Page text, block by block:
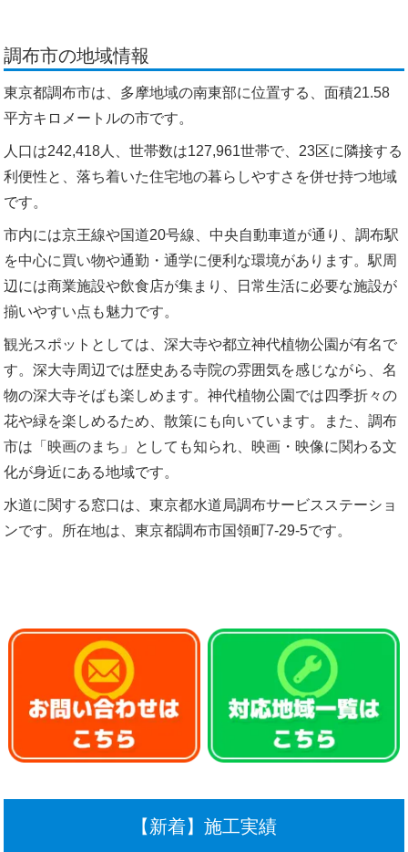
調布市の地域情報
東京都調布市は、多摩地域の南東部に位置する、面積21.58
平方キロメートルの市です。
人口は242,418人、世帯数は127,961世帯で、23区に隣接する
利便性と、落ち着いた住宅地の暮らしやすさを併せ持つ地域
です。
市内には京王線や国道20号線、中央自動車道が通り、調布駅
を中心に買い物や通勤・通学に便利な環境があります。駅周
辺には商業施設や飲食店が集まり、日常生活に必要な施設が
揃いやすい点も魅力です。
観光スポットとしては、深大寺や都立神代植物公園が有名で
す。深大寺周辺では歴史ある寺院の雰囲気を感じながら、名
物の深大寺そばも楽しめます。神代植物公園では四季折々の
花や緑を楽しめるため、散策にも向いています。また、調布
市は「映画のまち」としても知られ、映画・映像に関わる文
化が身近にある地域です。
水道に関する窓口は、東京都水道局調布サービスステーショ
ンです。所在地は、東京都調布市国領町7-29-5です。
【新着】施工実績